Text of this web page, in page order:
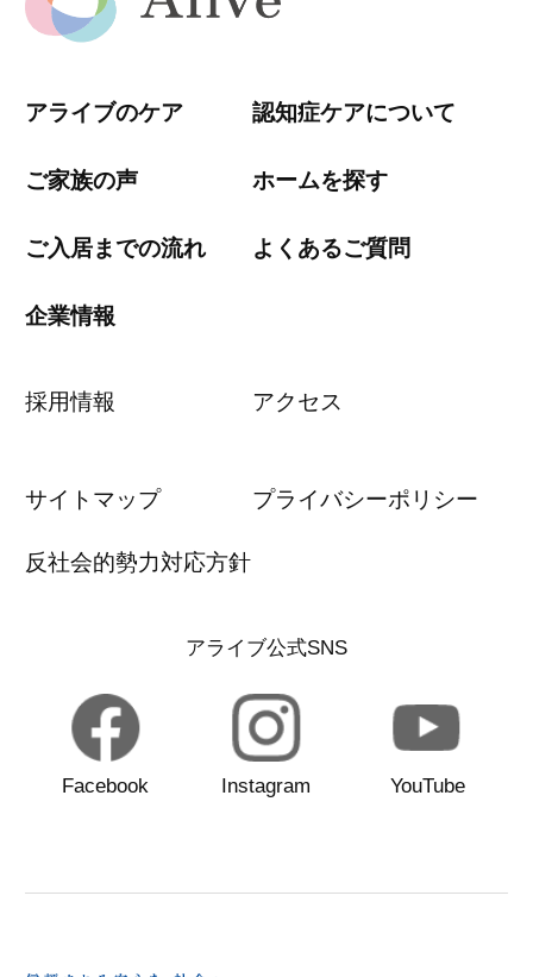
アライブのケア 認知症ケアについて
ご家族の声 ホームを探す
ご入居までの流れ よくあるご質問
企業情報
採用情報 アクセス
サイトマップ プライバシーポリシー
反社会的勢力対応方針
アライブ公式SNS
Facebook Instagram YouTube